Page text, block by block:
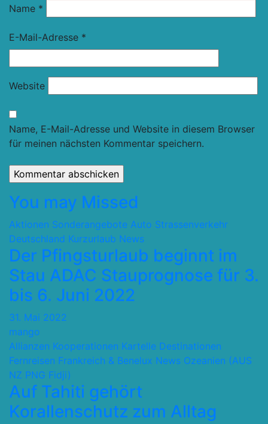
Name *
E-Mail-Adresse *
Website
Name, E-Mail-Adresse und Website in diesem Browser
für meinen nächsten Kommentar speichern.
You may Missed
Aktionen Sonderangebote Auto Strassenverkehr
Deutschland Kurzurlaub News
Der Pfingsturlaub beginnt im
Stau ADAC Stauprognose für 3.
bis 6. Juni 2022
31. Mai 2022
mango
Allianzen Kooperationen Kartelle Destinationen
Fernreisen Frankreich & Benelux News Ozeanien (AUS
NZ PNG Fidji)
Auf Tahiti gehört
Korallenschutz zum Alltag